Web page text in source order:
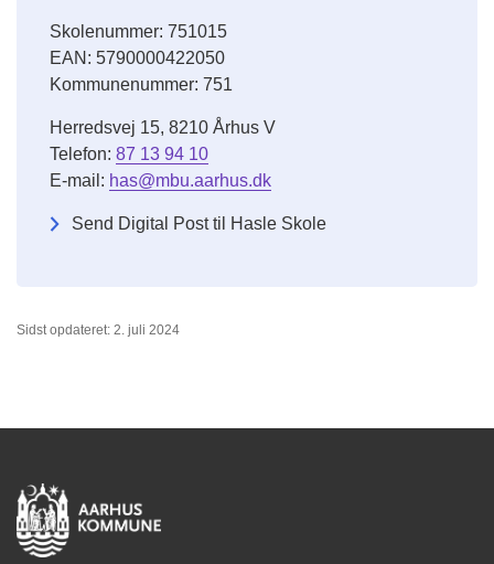
Skolenummer: 751015
EAN: 5790000422050
Kommunenummer: 751
Herredsvej 15, 8210 Århus V
Telefon: 87 13 94 10
E-mail: has@mbu.aarhus.dk
Send Digital Post til Hasle Skole
Sidst opdateret: 2. juli 2024